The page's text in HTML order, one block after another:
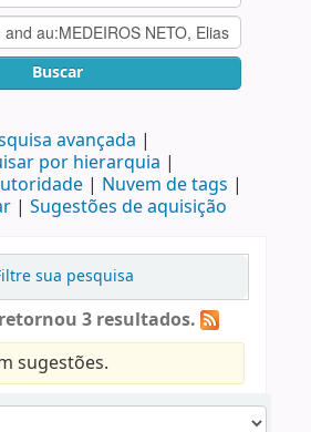
Buscar
avançada
por hierarquia
Nuvem de tags
Sugestões de aquisição
sua pesquisa
3 resultados.
sugestões.